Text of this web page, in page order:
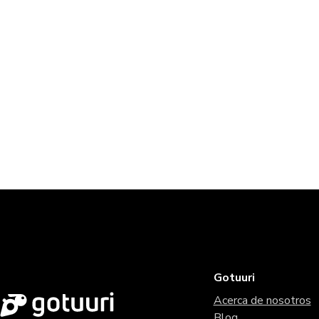
Gotuuri
Acerca de nosotros